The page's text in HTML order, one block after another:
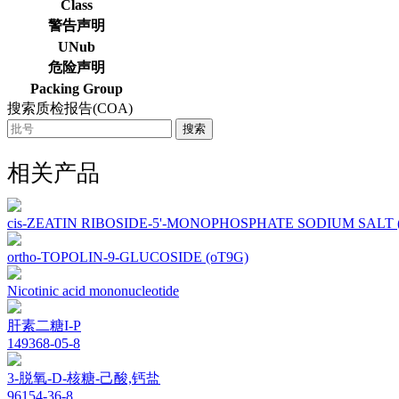
Class
警告声明
UNub
危险声明
Packing Group
搜索质检报告(COA)
搜索
相关产品
cis-ZEATIN RIBOSIDE-5'-MONOPHOSPHATE SODIUM SALT
ortho-TOPOLIN-9-GLUCOSIDE (oT9G)
Nicotinic acid mononucleotide
肝素二糖I-P
149368-05-8
3-脱氧-D-核糖-己酸,钙盐
96154-36-8